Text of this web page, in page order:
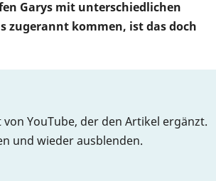
Garys mit unterschiedlichen
zugerannt kommen, ist das doch
YouTube, der den Artikel ergänzt.
und wieder ausblenden.